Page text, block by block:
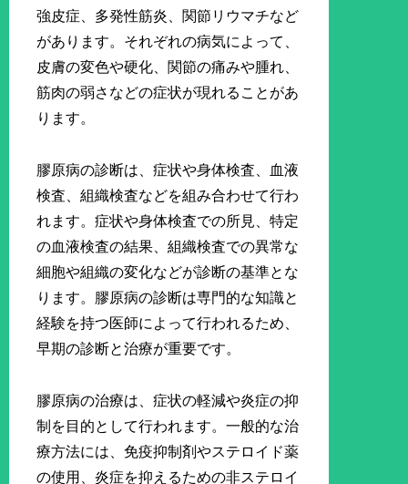
強皮症、多発性筋炎、関節リウマチなど
があります。それぞれの病気によって、
皮膚の変色や硬化、関節の痛みや腫れ、
筋肉の弱さなどの症状が現れることがあ
ります。
膠原病の診断は、症状や身体検査、血液
検査、組織検査などを組み合わせて行わ
れます。症状や身体検査での所見、特定
の血液検査の結果、組織検査での異常な
細胞や組織の変化などが診断の基準とな
ります。膠原病の診断は専門的な知識と
経験を持つ医師によって行われるため、
早期の診断と治療が重要です。
膠原病の治療は、症状の軽減や炎症の抑
制を目的として行われます。一般的な治
療方法には、免疫抑制剤やステロイド薬
の使用、炎症を抑えるための非ステロイ